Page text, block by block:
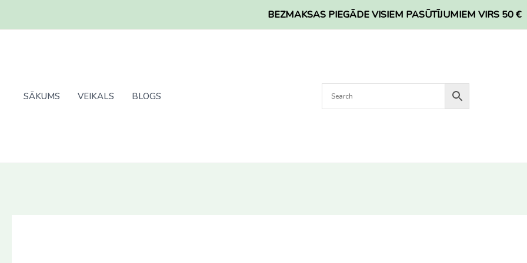
BEZMAKSAS PIEGĀDE VISIEM PASŪTĪJUMIEM VIRS 50 €
SĀKUMS VEIKALS BLOGS